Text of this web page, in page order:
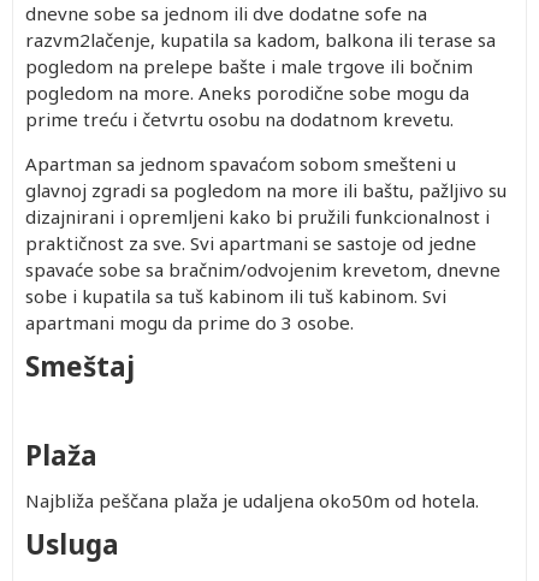
dnevne sobe sa jednom ili dve dodatne sofe na
razvm2lačenje, kupatila sa kadom, balkona ili terase sa
pogledom na prelepe bašte i male trgove ili bočnim
pogledom na more. Aneks porodične sobe mogu da
prime treću i četvrtu osobu na dodatnom krevetu.
Apartman sa jednom spavaćom sobom smešteni u
glavnoj zgradi sa pogledom na more ili baštu, pažljivo su
dizajnirani i opremljeni kako bi pružili funkcionalnost i
praktičnost za sve. Svi apartmani se sastoje od jedne
spavaće sobe sa bračnim/odvojenim krevetom, dnevne
sobe i kupatila sa tuš kabinom ili tuš kabinom. Svi
apartmani mogu da prime do 3 osobe.
Smeštaj
Plaža
Najbliža peščana plaža je udaljena oko50m od hotela.
Usluga